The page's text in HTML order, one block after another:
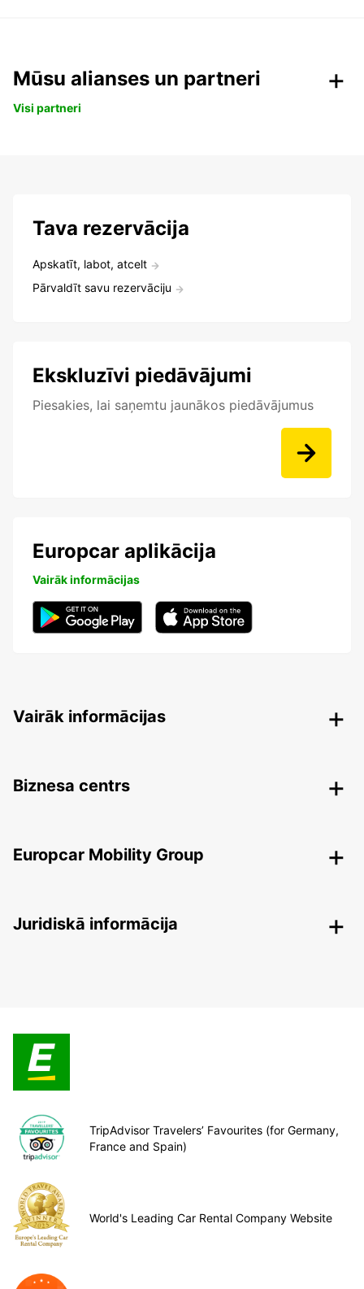
Mūsu alianses un partneri
Visi partneri
Tava rezervācija
Apskatīt, labot, atcelt
Pārvaldīt savu rezervāciju
Ekskluzīvi piedāvājumi
Piesakies, lai saņemtu jaunākos piedāvājumus
Europcar aplikācija
Vairāk informācijas
Vairāk informācijas
Biznesa centrs
Europcar Mobility Group
Juridiskā informācija
TripAdvisor Travelers’ Favourites (for Germany,
France and Spain)
World's Leading Car Rental Company Website